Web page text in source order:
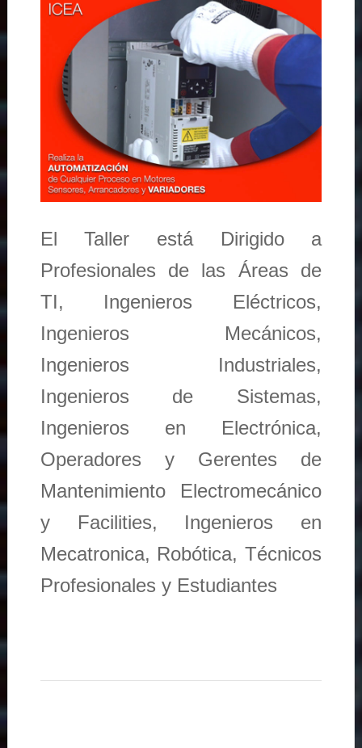
El Taller está Dirigido a
Profesionales de las Áreas de
TI, Ingenieros Eléctricos,
Ingenieros Mecánicos,
Ingenieros Industriales,
Ingenieros de Sistemas,
Ingenieros en Electrónica,
Operadores y Gerentes de
Mantenimiento Electromecánico
y Facilities, Ingenieros en
Mecatronica, Robótica, Técnicos
Profesionales y Estudiantes